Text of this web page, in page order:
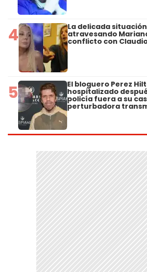
4 La delicada
atravesando
conflicto con
5 El bloguero Perez
hospitalizado
policía fuera a su
perturbadora